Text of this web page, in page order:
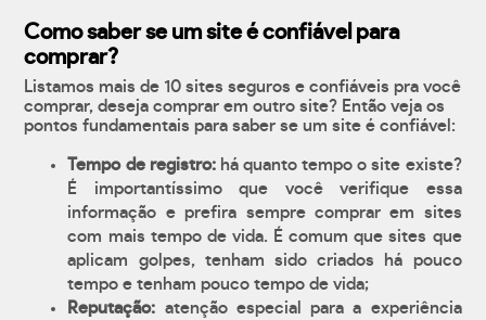
Como saber se um site é confiável para
comprar?
Listamos mais de 10 sites seguros e confiáveis pra você
comprar, deseja comprar em outro site? Então veja os
pontos fundamentais para saber se um site é confiável:
Tempo de registro:há quanto tempo o site existe?
É importantíssimo que você verifique essa
informação e prefira sempre comprar em sites
com mais tempo de vida. É comum que sites que
aplicam golpes, tenham sido criados há pouco
tempo e tenham pouco tempo de vida;
Reputação: atenção especial para a experiência